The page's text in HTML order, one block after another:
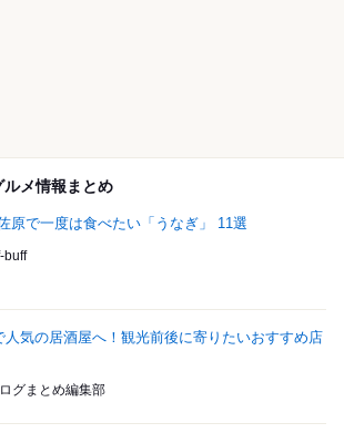
メ情報まとめ
原で一度は食べたい「うなぎ」 11選
buff
人気の居酒屋へ！観光前後に寄りたいおすすめ店
グまとめ編集部